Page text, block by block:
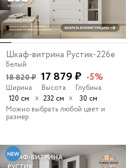
Шкаф-витрина Рустик-226e
Белый
18 820 ₽ 17 879 ₽ -5%
Ширина
120 см
х
Высота
232 см х
Глубина
30 см
Можно выбрать любой цвет и
размер